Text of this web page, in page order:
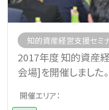
知的資産経営支援セミ
2017年度 知的資産
会場]を開催しました。
開催エリア：